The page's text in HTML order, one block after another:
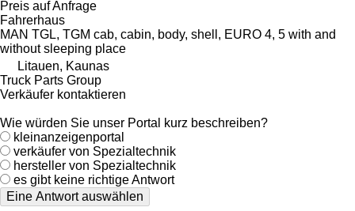
Preis auf Anfrage
Fahrerhaus
MAN TGL, TGM cab, cabin, body, shell, EURO 4, 5 with and
without sleeping place
Litauen, Kaunas
Truck Parts Group
Verkäufer kontaktieren
Wie würden Sie unser Portal kurz beschreiben?
kleinanzeigenportal
verkäufer von Spezialtechnik
hersteller von Spezialtechnik
es gibt keine richtige Antwort
Eine Antwort auswählen